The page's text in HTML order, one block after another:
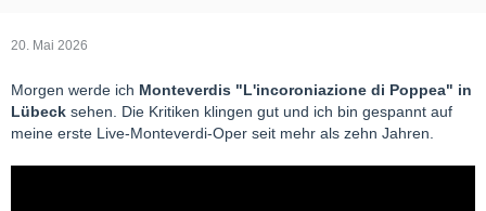
20. Mai 2026
Morgen werde ich Monteverdis "L'incoroniazione di Poppea" in
Lübeck sehen. Die Kritiken klingen gut und ich bin gespannt auf
meine erste Live-Monteverdi-Oper seit mehr als zehn Jahren.